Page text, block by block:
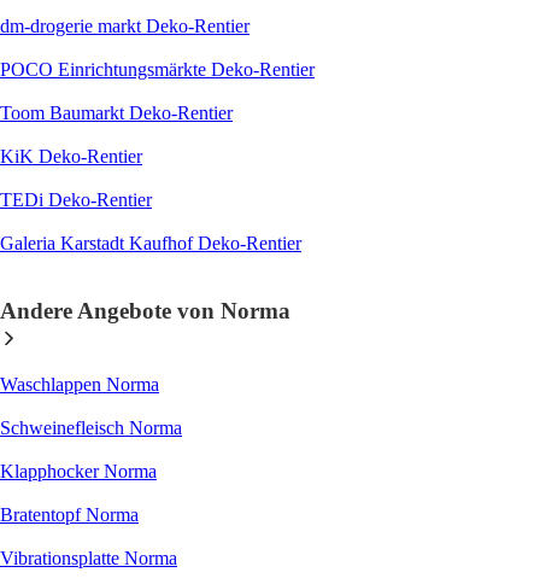
dm-drogerie markt Deko-Rentier
POCO Einrichtungsmärkte Deko-Rentier
Toom Baumarkt Deko-Rentier
KiK Deko-Rentier
TEDi Deko-Rentier
Galeria Karstadt Kaufhof Deko-Rentier
Andere Angebote von Norma
Waschlappen Norma
Schweinefleisch Norma
Klapphocker Norma
Bratentopf Norma
Vibrationsplatte Norma